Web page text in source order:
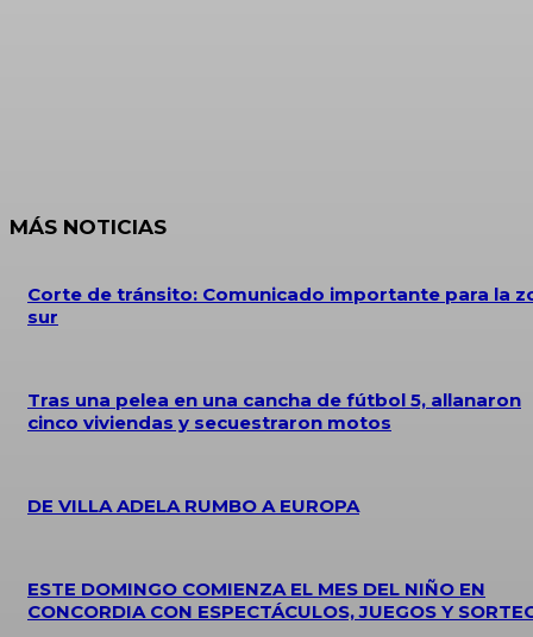
MÁS NOTICIAS
Corte de tránsito: Comunicado importante para la
sur
Tras una pelea en una cancha de fútbol 5, allanaron
cinco viviendas y secuestraron motos
DE VILLA ADELA RUMBO A EUROPA
ESTE DOMINGO COMIENZA EL MES DEL NIÑO EN
CONCORDIA CON ESPECTÁCULOS, JUEGOS Y